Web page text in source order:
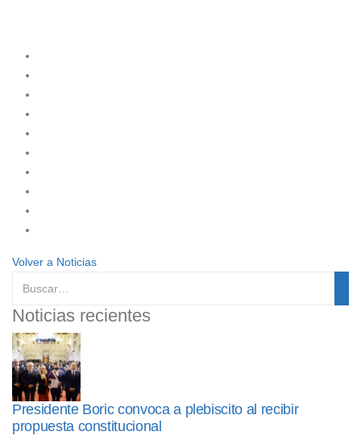
Volver a Noticias
Noticias recientes
Presidente Boric convoca a plebiscito al recibir
propuesta constitucional